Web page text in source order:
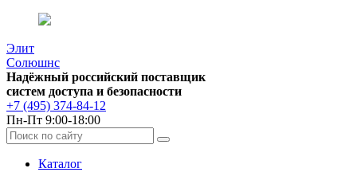
Элит
Солюшнс
Надёжный российский поставщик
систем доступа и безопасности
+7 (495) 374-84-12
Пн-Пт 9:00-18:00
Каталог